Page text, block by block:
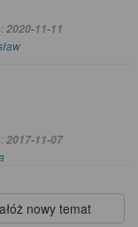
2020-11-11
2017-11-07
nowy temat